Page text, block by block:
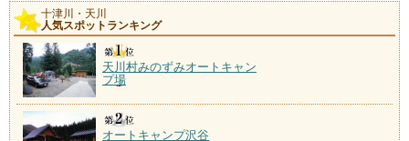
十津川・天川
人気スポットランキング
天川村みのずみオートキャン
プ場
オートキャンプ沢谷